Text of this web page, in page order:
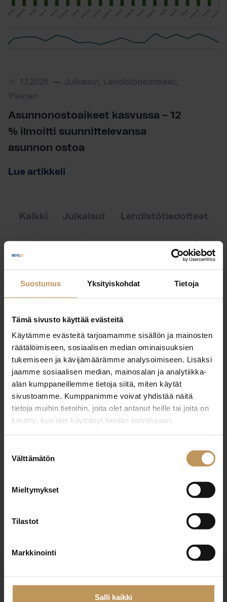
Suostumus Yksityiskohdat Tietoja
Tämä sivusto käyttää evästeitä
Käytämme evästeitä tarjoamamme sisällön ja mainosten
räätälöimiseen, sosiaalisen median ominaisuuksien
tukemiseen ja kävijämäärämme analysoimiseen. Lisäksi
jaamme sosiaalisen median, mainosalan ja analytiikka-
alan kumppaneillemme tietoja siitä, miten käytät
sivustoamme. Kumppanimme voivat yhdistää näitä
tietoja muihin tietoihin, joita olet antanut heille tai joita on
kerätty, kun olet käyttänyt heidän palvelujaan.
valinta
Välttämätön
Mieltymykset
Tilastot
Markkinointi
Salli kaikki
1.7.2026
Julkaisut, Lehdistötiedotteet,
Yleinen
Asunnonostoaikeet kasvussa – 12
% ilmoitti suunnittelevansa
asunnon ostoa
Lue artikkeli
Kaikki Julkaisut Lehdistötiedotteet
29.2.2024
Lue artikkeli